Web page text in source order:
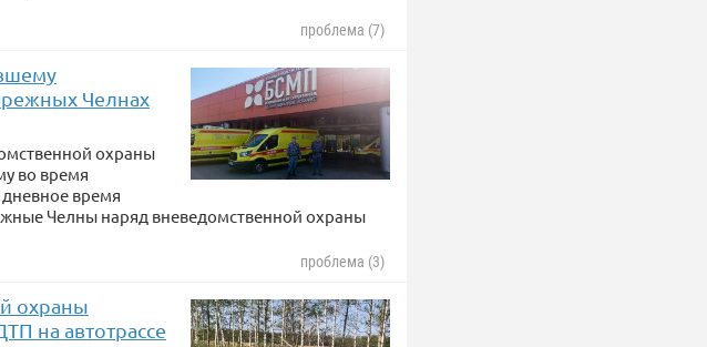
проблема (7)
Челнах
охраны
во время
время
Челны наряд вневедомственной охраны
проблема (3)
охраны
на автотрассе